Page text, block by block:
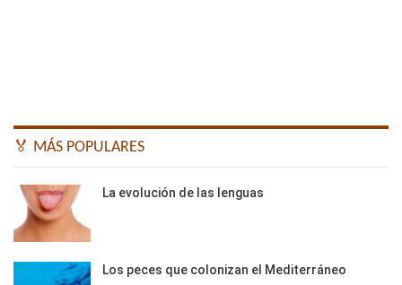
🏅 MÁS POPULARES
La evolución de las lenguas
Los peces que colonizan el Mediterráneo